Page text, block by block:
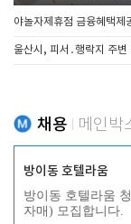
야놀자제휴점 금융혜택제
울산시, 피서․행락지 주
채용 메인박
방이동 호텔라움
방이동 호텔라움
자매) 모집합니다.